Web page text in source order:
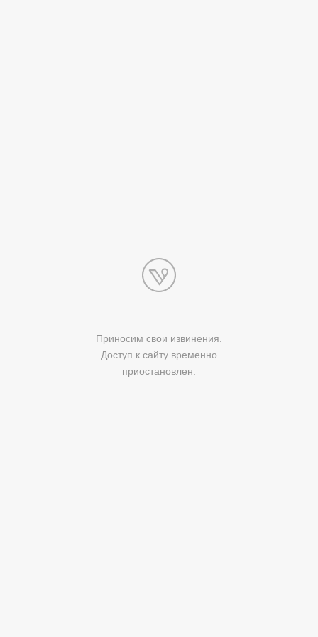
Приносим свои извинения.
Доступ к сайту временно
приостановлен.